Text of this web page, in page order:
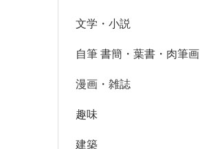
文学・小説
自筆 書簡・葉書・肉筆画
漫画・雑誌
趣味
建築